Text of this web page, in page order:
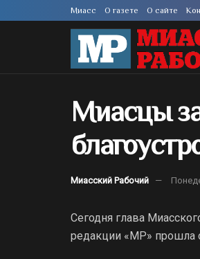
Миасс О газете О сайте
Миасцы
Миасский Рабочий
Сегодня глава
редакции «МР» прошла